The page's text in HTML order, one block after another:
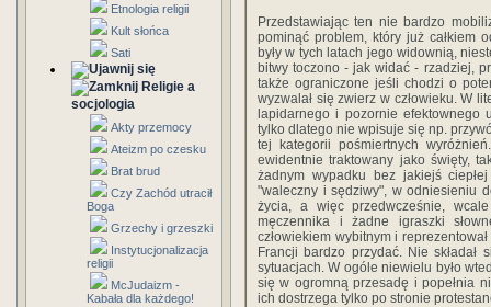
Etnologia religii
Kult słońca
Sati
Religie a
socjologia
Akty przemocy
Ateizm po czesku
Brat brud
Czy Zachód utracił
Boga
Grzechy i grzeszki
Instytucjonalizacja
religii
McJudaizm -
Kabała dla każdego!
Przedstawiając ten nie bardzo
pominąć problem, który już całkiem
były w tych latach jego widownią,
bitwy toczono - jak widać - rzadziej,
także ograniczone jeśli chodzi o
wyzwalał się zwierz w człowieku. W
lapidarnego i pozornie efektownego
tylko dlatego nie wpisuje się np.
tej kategorii pośmiertnych
ewidentnie traktowany jako święty,
żadnym wypadku bez jakiejś
"waleczny i sędziwy", w odniesieniu
życia, a więc przedwcześnie,
męczennika i żadne igraszki
człowiekiem wybitnym i
Francji bardzo przydać. Nie
sytuacjach. W ogóle niewielu było
się w ogromną przesadę i popełnia
ich dostrzega tylko po stronie